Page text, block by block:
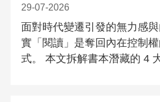
29-07-2026
面對時代變遷引發的無力感
實「閱讀」是奪回內在控制
式。 本文拆解書本潛藏的 4